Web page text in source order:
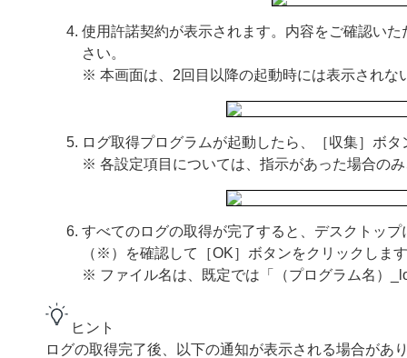
使用許諾契約が表示されます。内容をご確認い
さい。
※ 本画面は、2回目以降の起動時には表示されな
ログ取得プログラムが起動したら、［収集］ボ
※ 各設定項目については、指示があった場合の
すべてのログの取得が完了すると、デスクトッ
（※）を確認して［OK］ボタンをクリックしま
※ ファイル名は、既定では「（プログラム名）
ヒント
ログの取得完了後、以下の通知が表示される場合があ